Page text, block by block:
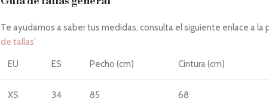
Te ayudamos a saber tus medidas, consulta el siguiente enlace a la
de tallas'
EU ES Pecho (cm) Cintura (cm)
XS 34 85 68